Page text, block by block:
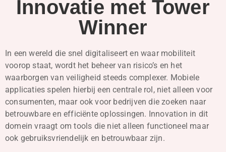
Innovatie met Tower
Winner
In een wereld die snel digitaliseert en waar mobiliteit
voorop staat, wordt het beheer van risico’s en het
waarborgen van veiligheid steeds complexer. Mobiele
applicaties spelen hierbij een centrale rol, niet alleen voor
consumenten, maar ook voor bedrijven die zoeken naar
betrouwbare en efficiënte oplossingen. Innovation in dit
domein vraagt om tools die niet alleen functioneel maar
ook gebruiksvriendelijk en betrouwbaar zijn.